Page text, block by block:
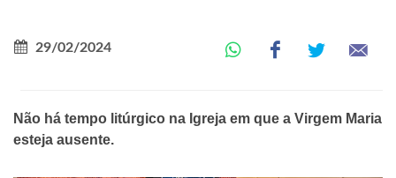
29/02/2024
Não há tempo litúrgico na Igreja em que a Virgem Maria
esteja ausente.